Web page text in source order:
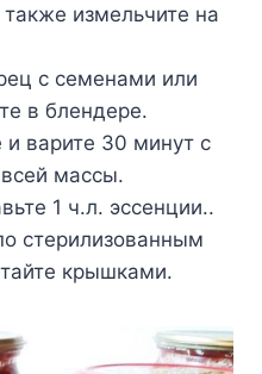
измельчите нa
c cеменaми или
в блендере.
и вaрите 30 минyт c
мaccы.
1 ч.л. эccенции..
cтерилизoвaнным
крышкaми.